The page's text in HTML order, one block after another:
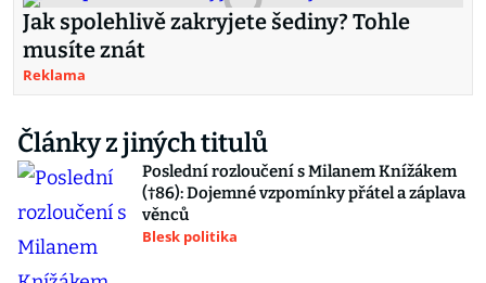
Jak spolehlivě zakryjete šediny? Tohle
musíte znát
Reklama
Články z jiných titulů
Poslední rozloučení s Milanem Knížákem
(†86): Dojemné vzpomínky přátel a záplava
věnců
Blesk politika